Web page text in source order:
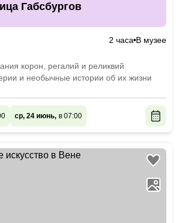
Габсбургов
2 часа В музее
корон, регалий и реликвий
и необычные истории об их жизни
ср, 24 июнь, в 07:00